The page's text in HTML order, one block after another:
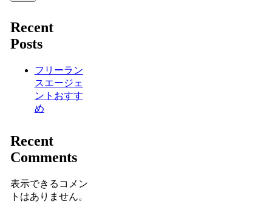
Recent
Posts
フリーラン
スエージェ
ントおすす
め
Recent
Comments
表示できるコメン
トはありません。